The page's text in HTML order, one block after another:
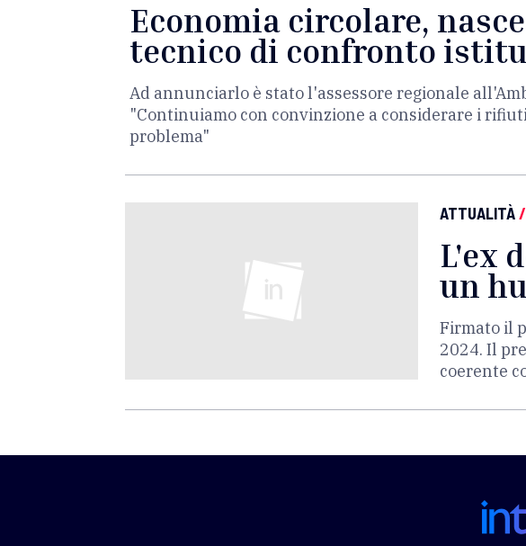
Economia circolare,
tecnico di confronto
Ad annunciarlo è stato l'assessore regionale
"Continuiamo con convinzione a considerare i
problema"
ATTUALITÀ/
L'ex
un
Firmato il
2024. Il
coerente